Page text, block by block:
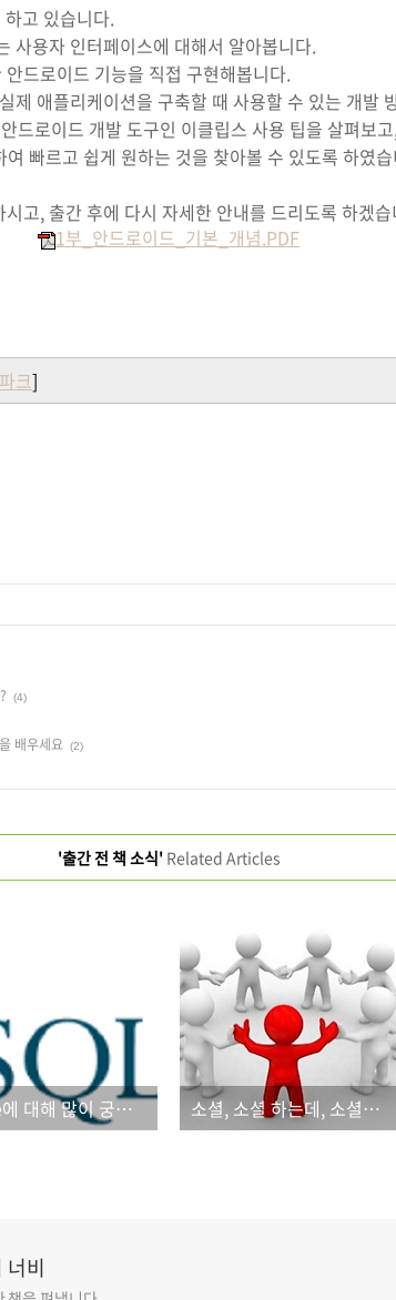
고 있습니다.
사용자 인터페이스에 대해서 알아봅니다.
드로이드 기능을 직접 구현해봅니다.
제 애플리케이션을 구축할 때 사용할 수 있는 개발
드로이드 개발 도구인 이클립스 사용 팁을 살펴보
빠르고 쉽게 원하는 것을 찾아볼 수 있도록 하였
고, 출간 후에 다시 자세한 안내를 드리도록 하겠
1부_안드로이드_기본_개념.PDF
크]
(4)
배우세요 (2)
'출간 전 책 소식'Related Articles
SQLite에 대해 많이 궁금하셨나요? 소셜, 소셜 하는데, 소셜이 대체 뭐고, 왜 해야 하는 거지?
너비